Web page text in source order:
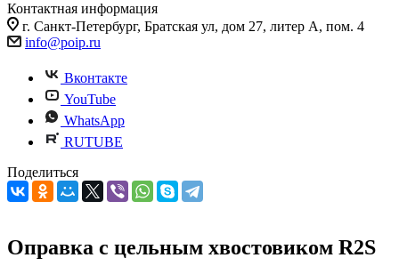
Контактная информация
г. Санкт-Петербург, Братская ул, дом 27, литер А, пом. 4
info@poip.ru
Вконтакте
YouTube
WhatsApp
RUTUBE
Поделиться
Оправка с цельным хвостовиком R2S